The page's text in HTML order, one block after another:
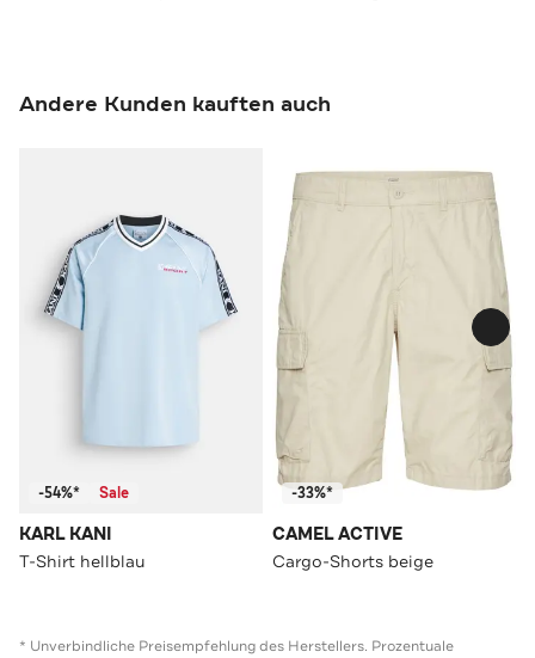
Andere Kunden kauften auch
-54%* Sale
KARL KANI
T-Shirt hellblau
-33%*
CAMEL ACTIVE
Cargo-Shorts beige
* Unverbindliche Preisempfehlung des Herstellers. Prozentuale